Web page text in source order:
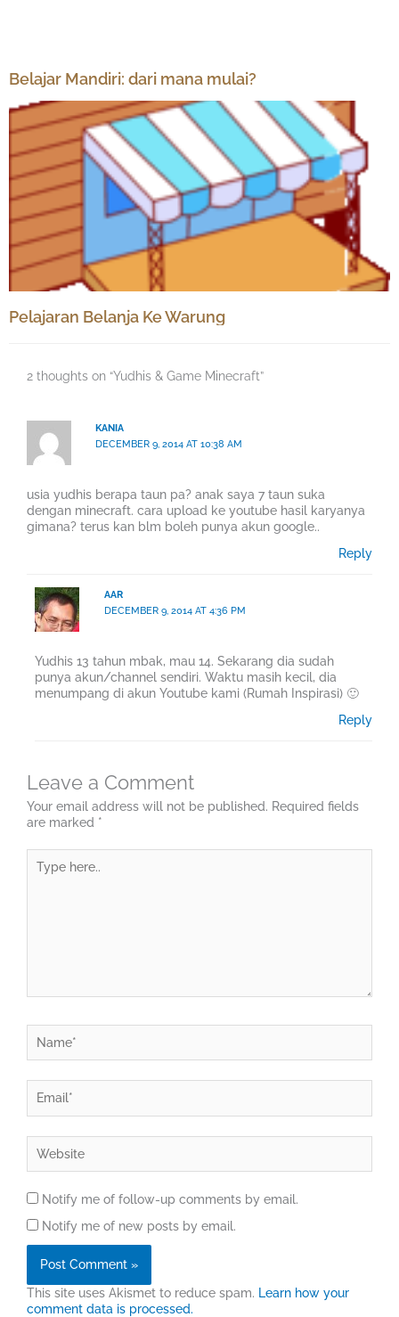
Belajar Mandiri: dari mana mulai?
Pelajaran Belanja Ke Warung
2 thoughts on “Yudhis & Game Minecraft”
KANIA
DECEMBER 9, 2014 AT 10:38 AM
usia yudhis berapa taun pa? anak saya 7 taun suka
dengan minecraft. cara upload ke youtube hasil karyanya
gimana? terus kan blm boleh punya akun google..
Reply
AAR
DECEMBER 9, 2014 AT 4:36 PM
Yudhis 13 tahun mbak, mau 14. Sekarang dia sudah
punya akun/channel sendiri. Waktu masih kecil, dia
menumpang di akun Youtube kami (Rumah Inspirasi) 🙂
Reply
Leave a Comment
Your email address will not be published. Required fields
are marked *
here..
Notify me of follow-up comments by email.
Notify me of new posts by email.
This site uses Akismet to reduce spam. Learn how your
comment data is processed.